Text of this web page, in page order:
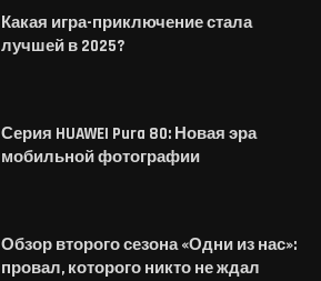
Какая игра-приключение стала
лучшей в 2025?
Серия HUAWEI Pura 80: Новая эра
мобильной фотографии
Обзор второго сезона «Одни из нас»:
провал, которого никто не ждал